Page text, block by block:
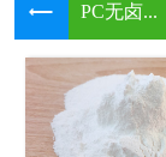
PC无卤...